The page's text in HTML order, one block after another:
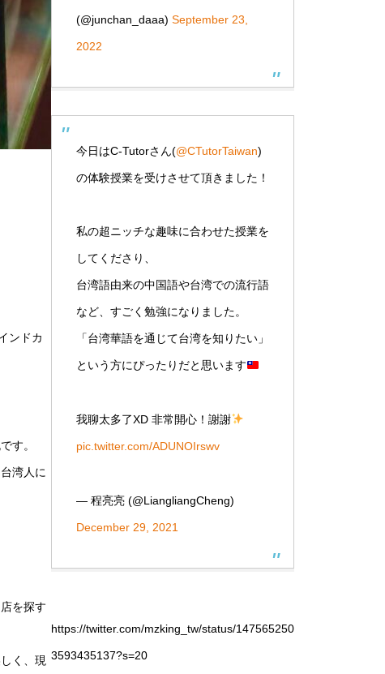
ンドカ
す。
湾人に
を探す
く、現
(@junchan_daaa) September 23,
2022
今日はC-Tutorさん(@CTutorTaiwan)
の体験授業を受けさせて頂きました！
私の超ニッチな趣味に合わせた授業を
してくださり、
台湾語由来の中国語や台湾での流行語
など、すごく勉強になりました。
「台湾華語を通じて台湾を知りたい」
という方にぴったりだと思います
我聊太多了XD 非常開心！謝謝
pic.twitter.com/ADUNOIrswv
— 程亮亮 (@LiangliangCheng)
December 29, 2021
https://twitter.com/mzking_tw/status/147565250
3593435137?s=20